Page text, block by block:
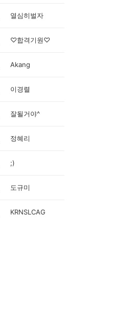
열심히벌자
♡합격기원♡
Akang
이경렬
잘될거야^
정혜리
;)
도규미
KRNSLCAG